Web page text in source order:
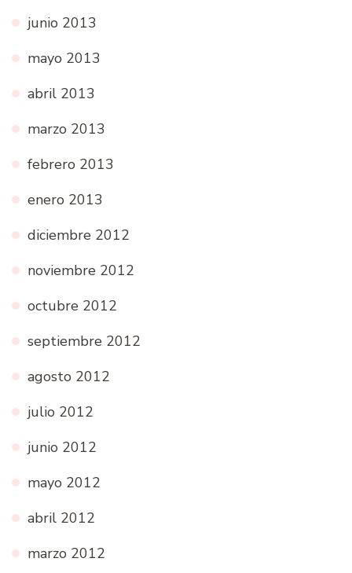
junio 2013
mayo 2013
abril 2013
marzo 2013
febrero 2013
enero 2013
diciembre 2012
noviembre 2012
octubre 2012
septiembre 2012
agosto 2012
julio 2012
junio 2012
mayo 2012
abril 2012
marzo 2012